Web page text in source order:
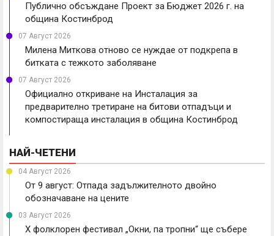
Публично обсъждане Проект за Бюджет 2026 г. на
община Костинброд
07 Август 2026
Милена Миткова отново се нуждае от подкрепа в
битката с тежкото заболяване
07 Август 2026
Официално откриване на Инсталация за
предварително третиране на битови отпадъци и
компостираща инсталация в община Костинброд
НАЙ-ЧЕТЕНИ
04 Август 2026
От 9 август: Отпада задължителното двойно
обозначаване на цените
03 Август 2026
X фолклорен фестивал „Окни, па тропни“ ще събере